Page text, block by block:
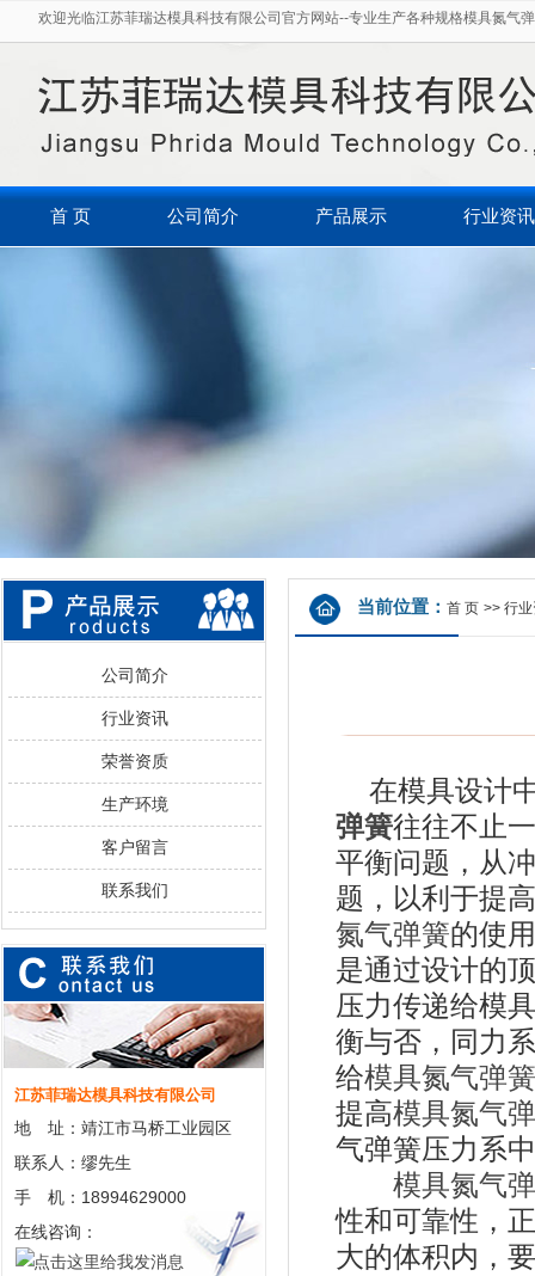
欢迎光临江苏菲瑞达模具科技有限公司官方网站--专业生产各种规格模具氮气
首 页 公司简介 产品展示 行业资讯
公司简介
行业资讯
荣誉资质
生产环境
客户留言
联系我们
江苏菲瑞达模具科技有限公司
地 址：靖江市马桥工业园区
联系人：缪先生
手 机：18994629000
在线咨询：
当前位置： 首 页 >> 行
在模具设计
弹簧往往不止
平衡问题，从
题，以利于提
氮气弹簧的使
是通过设计的
压力传递给模
衡与否，同力
给模具氮气弹簧
提高模具氮气
气弹簧压力系
模具氮气
性和可靠性，
大的体积内，